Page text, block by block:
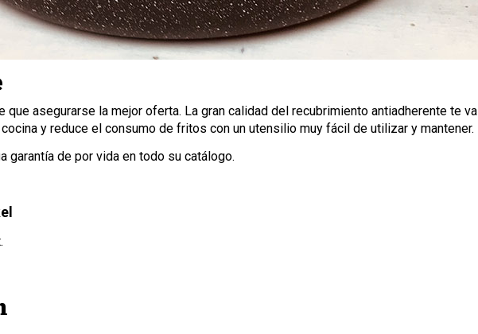
asegurarse la mejor oferta. La gran calidad del recubrimiento antiadherente te
y reduce el consumo de fritos con un utensilio muy fácil de utilizar y
garantía de por vida en todo su catálogo.